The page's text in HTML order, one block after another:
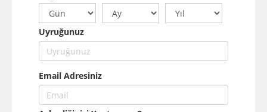
Uyruğunuz
Email Adresiniz